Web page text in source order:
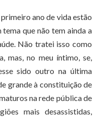
ano de vida estão
que não tem ainda a
Não tratei isso como
mas, no meu íntimo, se,
sido outro na última
grande à constituição de
na rede pública de
mais desassistidas,